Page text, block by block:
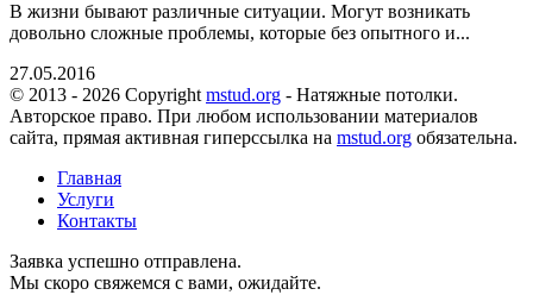
В жизни бывают различные ситуации. Могут возникать
довольно сложные проблемы, которые без опытного и...
27.05.2016
© 2013 - 2026 Copyright mstud.org - Натяжные потолки.
Авторское право. При любом использовании материалов
сайта, прямая активная гиперссылка на mstud.org обязательна.
Главная
Услуги
Контакты
Заявка успешно отправлена.
Мы скоро свяжемся с вами, ожидайте.